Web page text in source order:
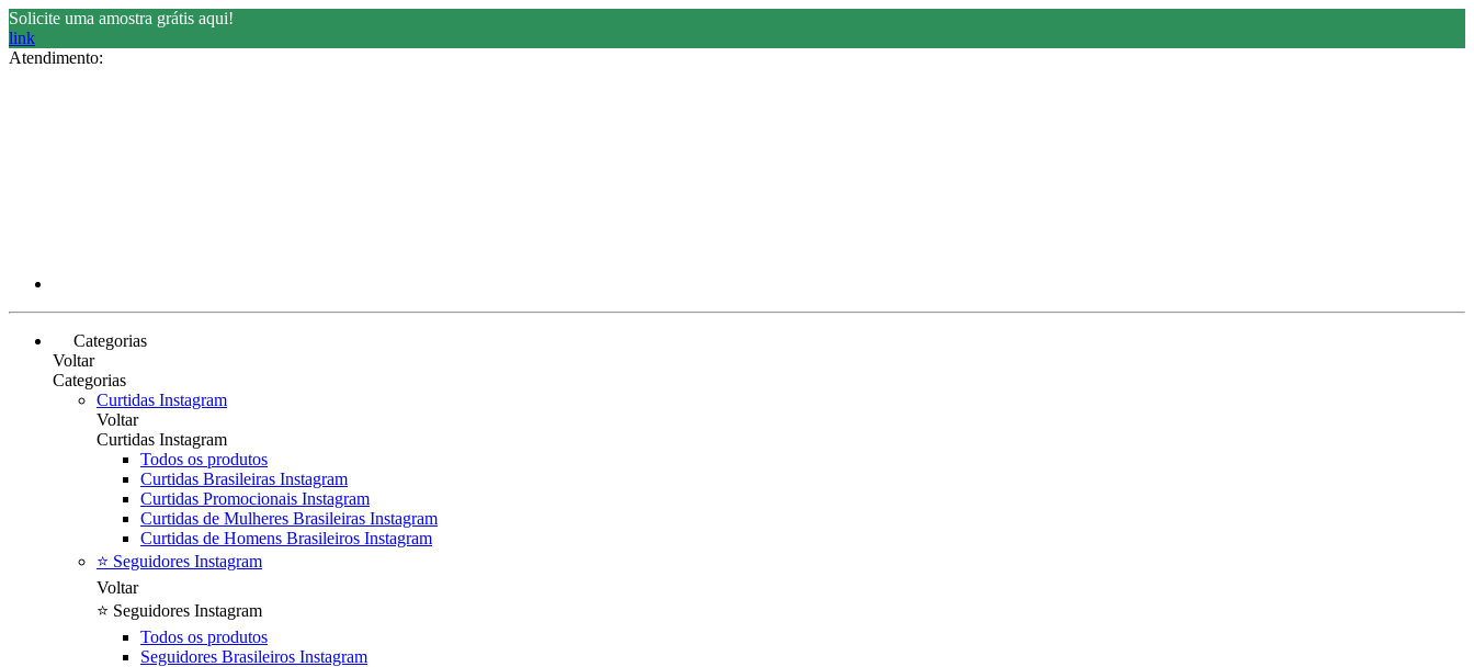
Solicite uma amostra grátis aqui!
link
Atendimento:
Categorias
Voltar
Categorias
Curtidas Instagram
Voltar
Curtidas Instagram
Todos os produtos
Curtidas Brasileiras Instagram
Curtidas Promocionais Instagram
Curtidas de Mulheres Brasileiras Instagram
Curtidas de Homens Brasileiros Instagram
⭐ Seguidores Instagram
Voltar
⭐ Seguidores Instagram
Todos os produtos
Seguidores Brasileiros Instagram